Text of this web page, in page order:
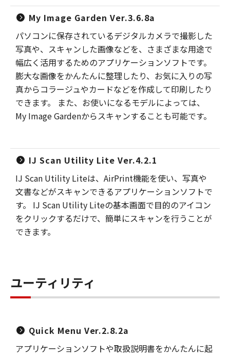
My Image Garden Ver.3.6.8a
パソコンに保存されているデジタルカメラで撮影した
写真や、スキャンした画像などを、さまざまな用途で
幅広く活用するためのアプリケーションソフトです。
膨大な画像をかんたんに整理したり、お気に入りの写
真からコラージュやカードなどを作成して印刷したり
できます。 また、お使いになるモデルによっては、
My Image Gardenからスキャンすることも可能です。
IJ Scan Utility Lite Ver.4.2.1
IJ Scan Utility Liteは、AirPrint機能を使い、写真や
文書などがスキャンできるアプリケーションソフトで
す。 IJ Scan Utility Liteの基本画面で目的のアイコン
をクリックするだけで、簡単にスキャンを行うことが
できます。
ユーティリティ
Quick Menu Ver.2.8.2a
アプリケーションソフトや取扱説明書をかんたんに起